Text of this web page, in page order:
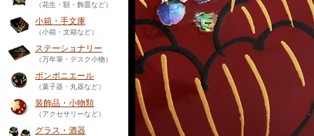
（花生・額・飾皿など）
小箱・手文庫
（小箱・文箱など）
ステーショナリー
（万年筆・デスク小物）
ボンボニエール
（菓子器・丸器など）
装飾品・小物類
（アクセサリーなど）
グラス・酒器